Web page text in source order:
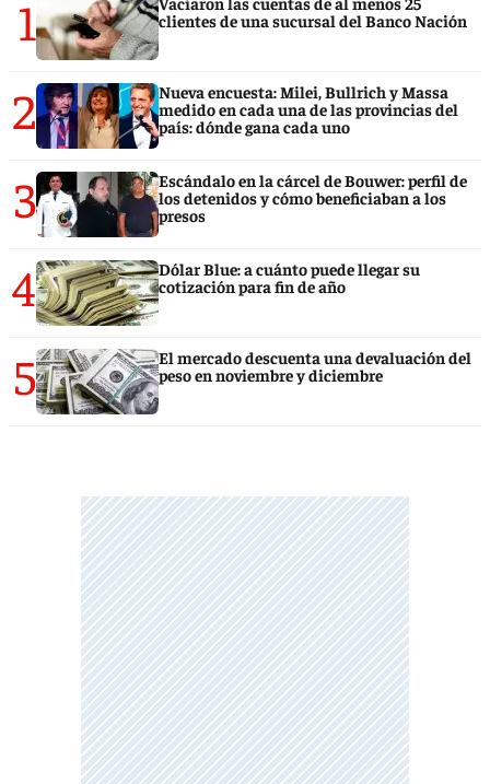
1
clientes de una sucursal del Banco Nación
2
Nueva encuesta: Milei, Bullrich y Massa
medido en cada una de las provincias del
país: dónde gana cada uno
3
Escándalo en la cárcel de Bouwer: perfil de
los detenidos y cómo beneficiaban a los
presos
4
Dólar Blue: a cuánto puede llegar su
cotización para fin de año
5
El mercado descuenta una devaluación del
peso en noviembre y diciembre